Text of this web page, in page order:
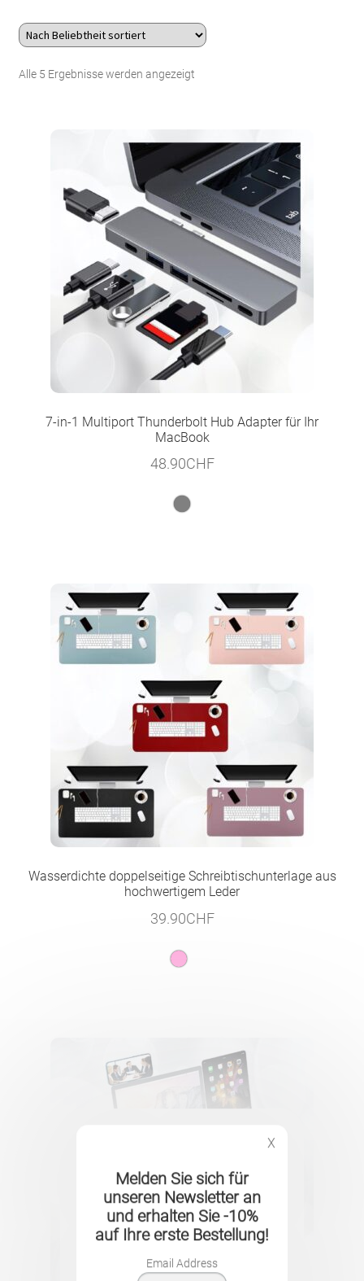
Über uns
Kontakt
Alle 5 Ergebnisse werden angezeigtNach
7-in-1 Multiport Thunderbolt Hub Adapter für Ihr
MacBook
48.90CHF
Wasserdichte doppelseitige Schreibtischunterlage aus
hochwertigem Leder
39.90CHF
X
Melden Sie sich für
unseren Newsletter an
und erhalten Sie -10%
auf Ihre erste Bestellung!
Email Address